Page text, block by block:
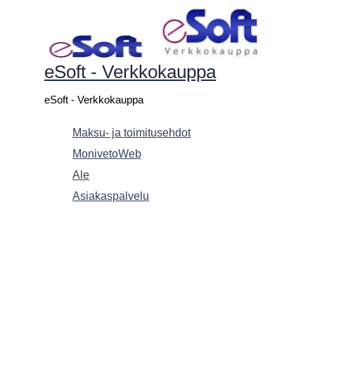
eSoft - Verkkokauppa
eSoft - Verkkokauppa
Maksu- ja toimitusehdot
MonivetoWeb
Ale
Asiakaspalvelu